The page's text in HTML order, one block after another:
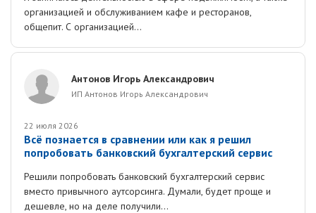
организацией и обслуживанием кафе и ресторанов,
общепит. С организацией...
Антонов Игорь Александрович
ИП Антонов Игорь Александрович
22 июля 2026
Всё познается в сравнении или как я решил
попробовать банковский бухгалтерский сервис
Решили попробовать банковский бухгалтерский сервис
вместо привычного аутсорсинга. Думали, будет проще и
дешевле, но на деле получили...